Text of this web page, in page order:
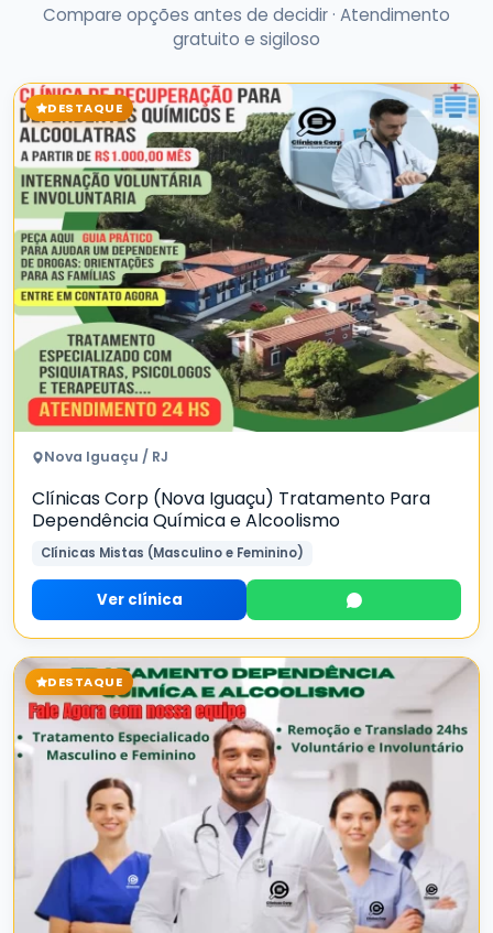
Compare opções antes de decidir · Atendimento
gratuito e sigiloso
DESTAQUE
Nova Iguaçu / RJ
Clínicas Corp (Nova Iguaçu) Tratamento Para
Dependência Química e Alcoolismo
Clínicas Mistas (Masculino e Feminino)
Ver clínica
DESTAQUE